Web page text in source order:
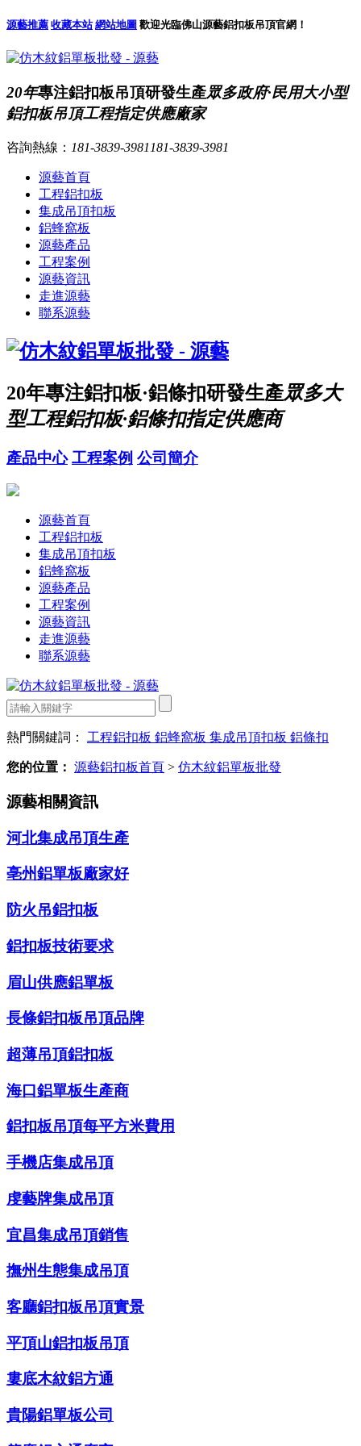
源藝推薦 收藏本站 網站地圖 歡迎光臨佛山源藝鋁扣板吊頂官網！
20年專注鋁扣板吊頂研發生產眾多政府·民用大小型
鋁扣板吊頂工程指定供應廠家
咨詢熱線： 181-3839-3981 181-3839-3981
源藝首頁
工程鋁扣板
集成吊頂扣板
鋁蜂窩板
源藝產品
工程案例
源藝資訊
走進源藝
聯系源藝
20年專注鋁扣板·鋁條扣研發生產眾多大
型工程鋁扣板·鋁條扣指定供應商
產品中心 工程案例 公司簡介
源藝首頁
工程鋁扣板
集成吊頂扣板
鋁蜂窩板
源藝產品
工程案例
源藝資訊
走進源藝
聯系源藝
熱門關鍵詞： 工程鋁扣板 鋁蜂窩板 集成吊頂扣板 鋁條扣
您的位置： 源藝鋁扣板首頁 > 仿木紋鋁單板批發
源藝相關資訊
河北集成吊頂生產
亳州鋁單板廠家好
防火吊鋁扣板
鋁扣板技術要求
眉山供應鋁單板
長條鋁扣板吊頂品牌
超薄吊頂鋁扣板
海口鋁單板生產商
鋁扣板吊頂每平方米費用
手機店集成吊頂
虔藝牌集成吊頂
宜昌集成吊頂銷售
撫州生態集成吊頂
客廳鋁扣板吊頂實景
平頂山鋁扣板吊頂
婁底木紋鋁方通
貴陽鋁單板公司